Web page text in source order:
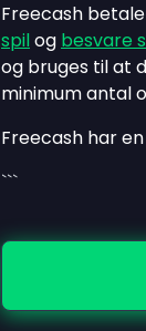
Freecash
spilog besvare
og bruges til at
minimum antal
Freecash har
```